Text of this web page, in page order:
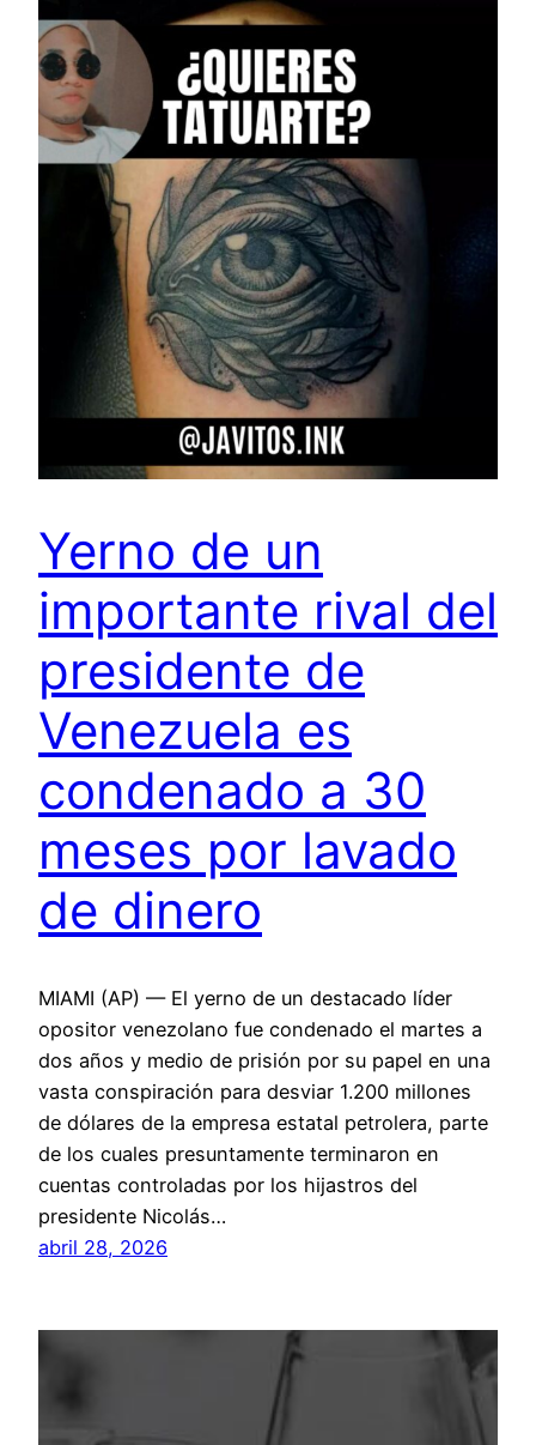
Yerno de un
importante rival del
presidente de
Venezuela es
condenado a 30
meses por lavado
de dinero
MIAMI (AP) — El yerno de un destacado líder
opositor venezolano fue condenado el martes a
dos años y medio de prisión por su papel en una
vasta conspiración para desviar 1.200 millones
de dólares de la empresa estatal petrolera, parte
de los cuales presuntamente terminaron en
cuentas controladas por los hijastros del
presidente Nicolás…
abril 28, 2026